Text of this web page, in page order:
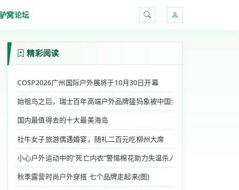
窝论坛
搜索
满足中国运动行业夏季运动市场需求，......
精彩阅读
COSP2026广州国际户外展将于10月30日开幕
始祖鸟之后，瑞士百年高端户外品牌猛犸象被中国资本CPE源峰收购
国内最值得去的十大最美海岛
社牛女子旅游偶遇婚宴，随礼二百元吃柳州大席
小心户外运动中的“死亡内衣”警惕棉花助力失温杀人
秋季露营时尚户外穿搭 七个品牌走起来(图)